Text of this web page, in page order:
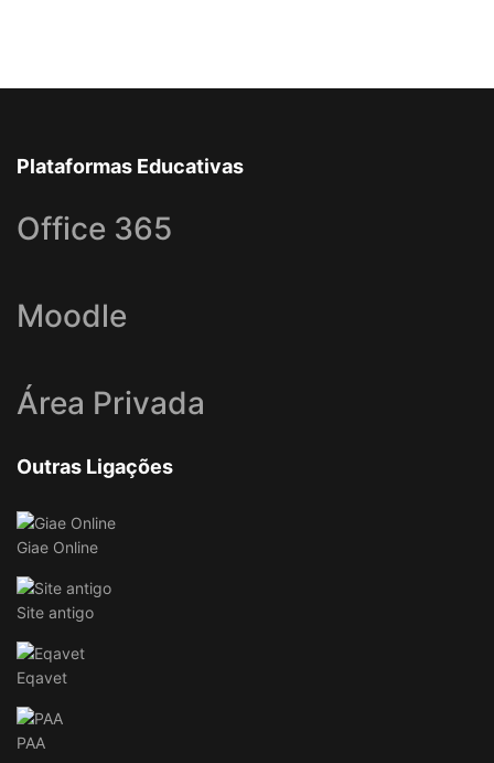
Plataformas Educativas
Office 365
Moodle
Área Privada
Outras Ligações
Giae Online
Site antigo
Eqavet
PAA